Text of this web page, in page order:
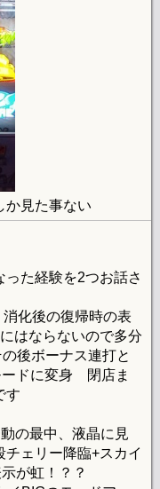
か見た事ない
た経験を2つお話さ
化後の復帰時の表
はならないので多分
後ボーナス連打と
ードに変身 閉店ま
す
の最中、液晶に見
ェリー降臨+スカイ
が虹！？？